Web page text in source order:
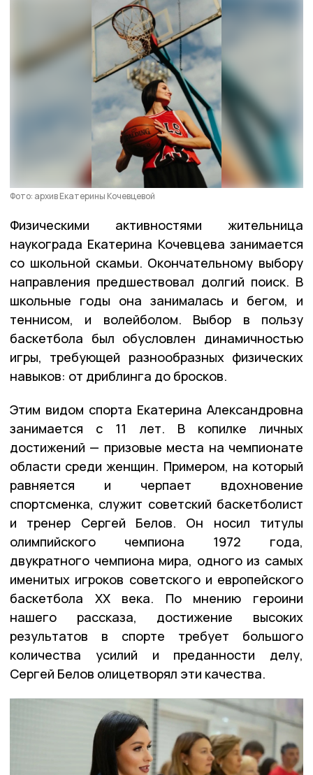
Фото: архив Екатерины Кочевцевой
Физическими активностями жительница
наукограда Екатерина Кочевцева занимается
со школьной скамьи. Окончательному выбору
направления предшествовал долгий поиск. В
школьные годы она занималась и бегом, и
теннисом, и волейболом. Выбор в пользу
баскетбола был обусловлен динамичностью
игры, требующей разнообразных физических
навыков: от дриблинга до бросков.
Этим видом спорта Екатерина Александровна
занимается с 11 лет. В копилке личных
достижений — призовые места на чемпионате
области среди женщин. Примером, на который
равняется и черпает вдохновение
спортсменка, служит советский баскетболист
и тренер Сергей Белов. Он носил титулы
олимпийского чемпиона 1972 года,
двукратного чемпиона мира, одного из самых
именитых игроков советского и европейского
баскетбола XX века. По мнению героини
нашего рассказа, достижение высоких
результатов в спорте требует большого
количества усилий и преданности делу,
Сергей Белов олицетворял эти качества.